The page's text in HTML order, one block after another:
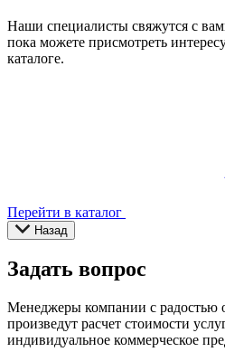
Наши специалисты свяжутся с
пока можете присмотреть
каталоге.
Перейти в каталог
Назад
Задать вопрос
Менеджеры компании с радостью
произведут расчет стоимости
индивидуальное коммерческое